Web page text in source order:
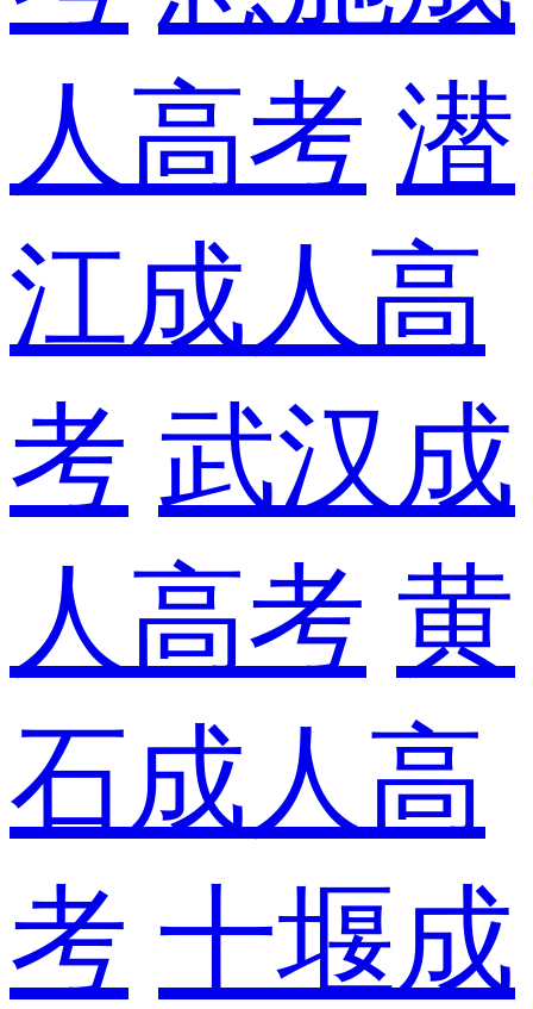
人高考 潜
江成人高
考 武汉成
人高考 黄
石成人高
考 十堰成